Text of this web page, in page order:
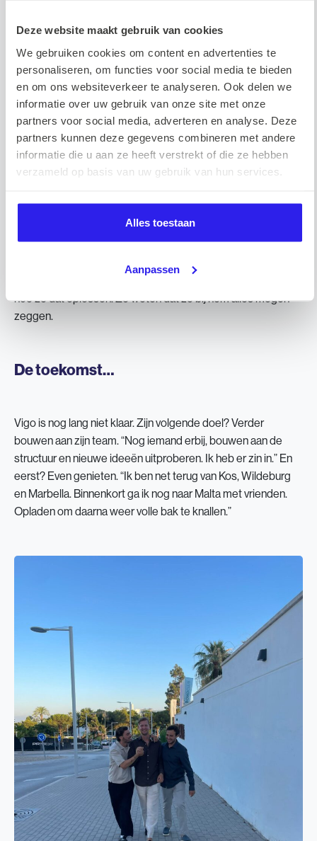
Deze website maakt gebruik van cookies
We gebruiken cookies om content en advertenties te
personaliseren, om functies voor social media te bieden
en om ons websiteverkeer te analyseren. Ook delen we
informatie over uw gebruik van onze site met onze
partners voor social media, adverteren en analyse. Deze
partners kunnen deze gegevens combineren met andere
informatie die u aan ze heeft verstrekt of die ze hebben
verzameld op basis van uw gebruik van hun services.
Alles toestaan
Aanpassen
Niet micromanagen, maar vertrouwen
geven
Als Teamlead kreeg Vigo de verantwoordelijkheid over Mees
en Timo binnen het Testing-team. “Het mooiste is dat je ze
kunt helpen bij hun ontwikkeling en dat is bij iedereen anders.
incentive. Daar ben ik écht trots op.”
Zijn aanpak? “Veel in gesprek blijven. Geen
micromanagement.” Vigo gelooft in initiatief vanuit het team.
hoe ze dat oplossen. Ze weten dat ze bij hem alles mogen
zeggen.
De toekomst…
Vigo is nog lang niet klaar. Zijn volgende doel? Verder
bouwen aan zijn team. “Nog iemand erbij, bouwen aan de
structuur en nieuwe ideeën uitproberen. Ik heb er zin in.” En
eerst? Even genieten. “Ik ben net terug van Kos, Wildeburg
en Marbella. Binnenkort ga ik nog naar Malta met vrienden.
Opladen om daarna weer volle bak te knallen.”